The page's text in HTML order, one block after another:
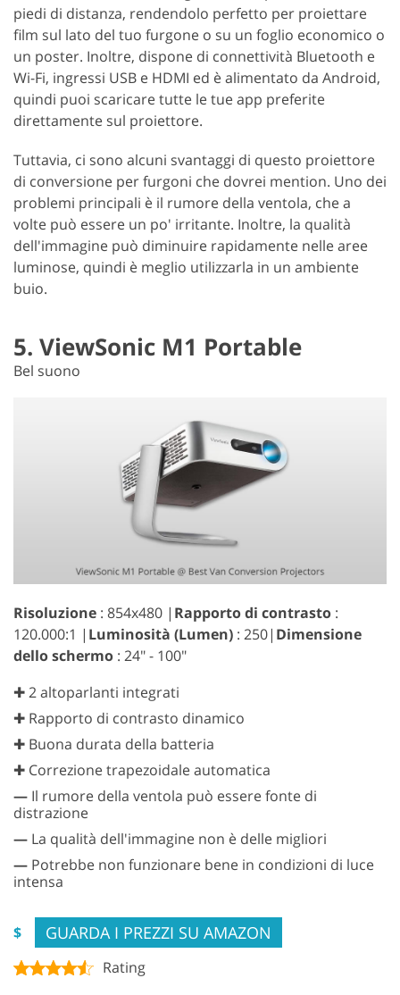
piedi di distanza, rendendolo perfetto per proiettare
film sul lato del tuo furgone o su un foglio economico o
un poster. Inoltre, dispone di connettività Bluetooth e
Wi-Fi, ingressi USB e HDMI ed è alimentato da Android,
quindi puoi scaricare tutte le tue app preferite
direttamente sul proiettore.
Tuttavia, ci sono alcuni svantaggi di questo proiettore
di conversione per furgoni che dovrei mention. Uno dei
problemi principali è il rumore della ventola, che a
volte può essere un po' irritante. Inoltre, la qualità
dell'immagine può diminuire rapidamente nelle aree
luminose, quindi è meglio utilizzarla in un ambiente
buio.
5. ViewSonic M1 Portable
Bel suono
Risoluzione : 854x480 | Rapporto di contrasto :
120.000:1 | Luminosità (Lumen) : 250| Dimensione
dello schermo : 24" - 100"
✚ 2 altoparlanti integrati
✚ Rapporto di contrasto dinamico
✚ Buona durata della batteria
✚ Correzione trapezoidale automatica
— Il rumore della ventola può essere fonte di
distrazione
— La qualità dell'immagine non è delle migliori
— Potrebbe non funzionare bene in condizioni di luce
intensa
$ GUARDA I PREZZI SU AMAZON
Rating